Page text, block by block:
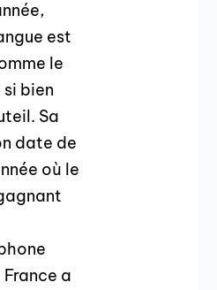
est
le
bien
Sa
date de
où le
a